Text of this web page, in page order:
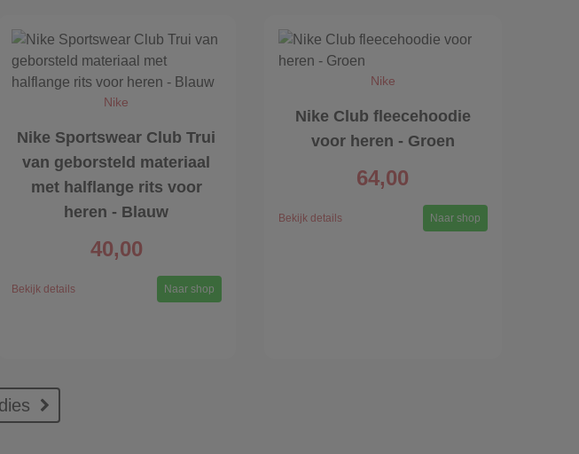
Nike
Nike Sportswear Club Trui
van geborsteld materiaal
met halflange rits voor
heren - Blauw
40,00
Bekijk details Naar shop
Nike
Nike Club fleecehoodie
voor heren - Groen
64,00
Bekijk details Naar shop